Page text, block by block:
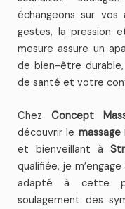
échangeons sur
gestes, la pression
mesure assure un
de bien-être
de santé et votre
Chez Concept
découvrir le massage
et bienveillant à
qualifiée, je
adapté à cette
soulagement des